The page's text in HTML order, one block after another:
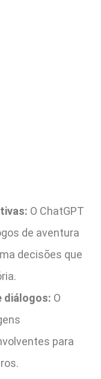
O ChatGPT
de aventura
decisões que
diálogos: O
para